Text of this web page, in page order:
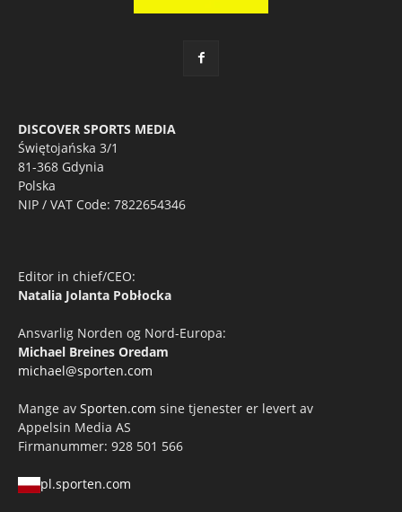
DISCOVER SPORTS MEDIA
Świętojańska 3/1
81-368 Gdynia
Polska
NIP / VAT Code: 7822654346
Editor in chief/CEO:
Natalia Jolanta Pobłocka
Ansvarlig Norden og Nord-Europa:
Michael Breines Oredam
michael@sporten.com
Mange av Sporten.com sine tjenester er levert av
Appelsin Media AS
Firmanummer: 928 501 566
pl.sporten.com